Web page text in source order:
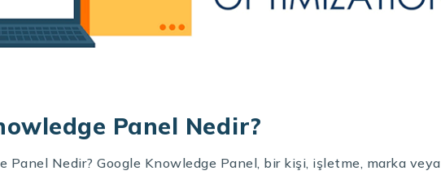
Panel Nedir?
Panel Nedir? Google Knowledge Panel, bir kişi, işletme, marka veya